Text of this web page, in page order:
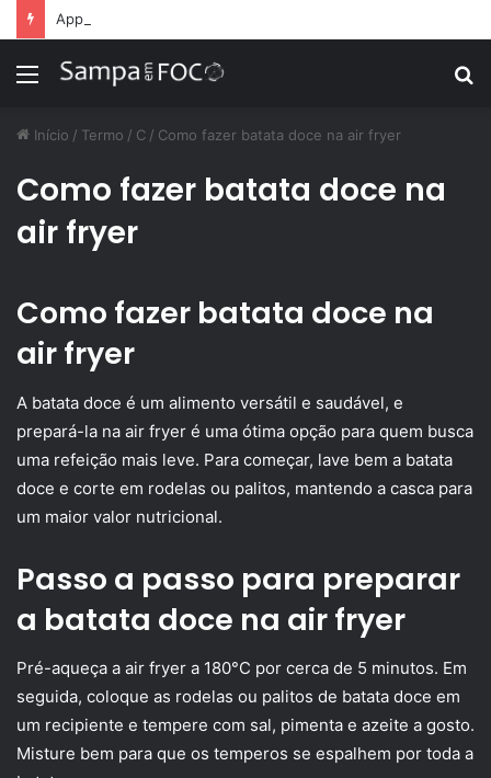
Menu
Início / Termo / C / Como fazer batata doce na air fryer
Como fazer batata doce na
air fryer
Como fazer batata doce na
air fryer
A batata doce é um alimento versátil e saudável, e
prepará-la na air fryer é uma ótima opção para quem busca
uma refeição mais leve. Para começar, lave bem a batata
doce e corte em rodelas ou palitos, mantendo a casca para
um maior valor nutricional.
Passo a passo para preparar
a batata doce na air fryer
Pré-aqueça a air fryer a 180°C por cerca de 5 minutos. Em
seguida, coloque as rodelas ou palitos de batata doce em
um recipiente e tempere com sal, pimenta e azeite a gosto.
Misture bem para que os temperos se espalhem por toda a